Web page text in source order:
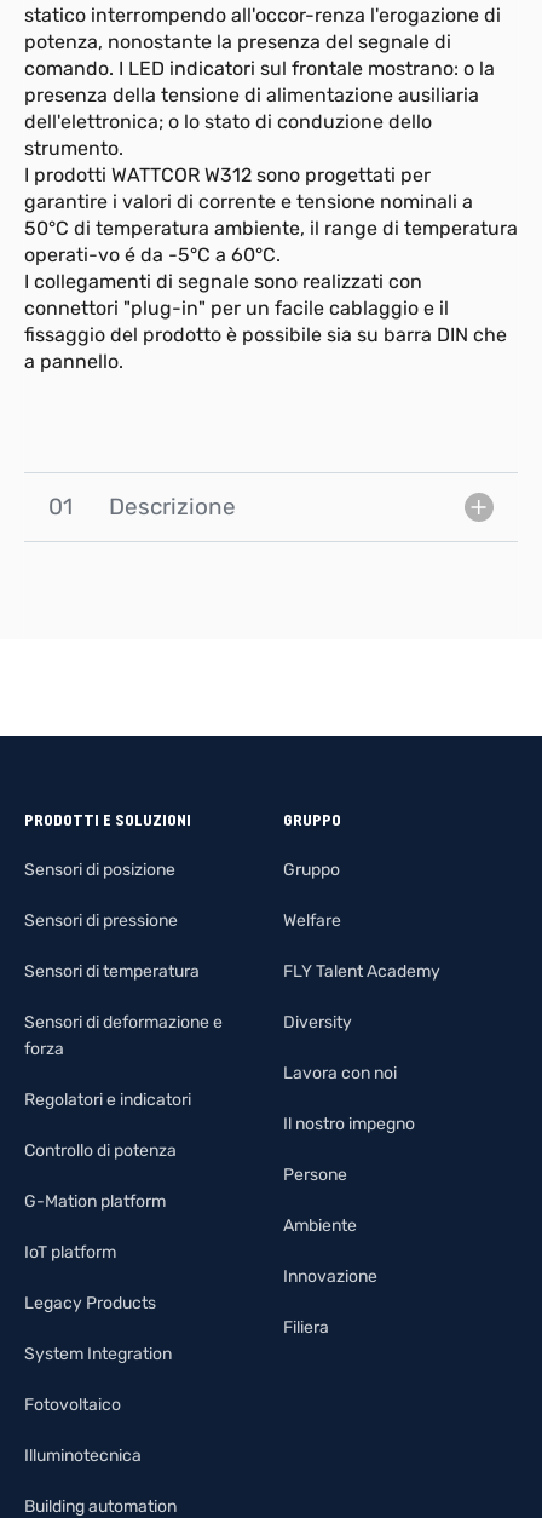
statico interrompendo all'occor-renza l'erogazione di
potenza, nonostante la presenza del segnale di
comando. I LED indicatori sul frontale mostrano: o la
presenza della tensione di alimentazione ausiliaria
dell'elettronica; o lo stato di conduzione dello
strumento.
I prodotti WATTCOR W312 sono progettati per
garantire i valori di corrente e tensione nominali a
50°C di temperatura ambiente, il range di temperatura
operati-vo é da -5°C a 60°C.
I collegamenti di segnale sono realizzati con
connettori "plug-in" per un facile cablaggio e il
fissaggio del prodotto è possibile sia su barra DIN che
a pannello.
01 Descrizione
PRODOTTI E SOLUZIONI
Sensori di posizione
Sensori di pressione
Sensori di temperatura
Sensori di deformazione e
forza
Regolatori e indicatori
Controllo di potenza
G-Mation platform
IoT platform
Legacy Products
System Integration
Fotovoltaico
Illuminotecnica
Building automation
GRUPPO
Gruppo
Welfare
FLY Talent Academy
Diversity
Lavora con noi
Il nostro impegno
Persone
Ambiente
Innovazione
Filiera